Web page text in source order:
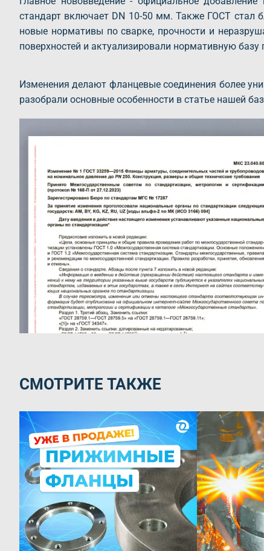
стандарт включает DN 10-50 мм. Также ГОСТ
новые нормативы по сварке, прочности и
поверхностей и актуализировали нормативную базу
Изменения делают фланцевые соединения более
разобрали основные особенности в статье нашей
СМОТРИТЕ ТАКЖЕ